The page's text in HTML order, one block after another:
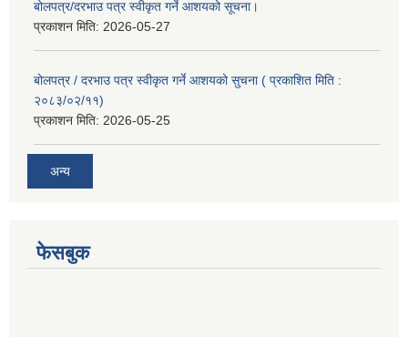
बोलपत्र/दरभाउ पत्र स्वीकृत गर्ने आशयको सूचना।
प्रकाशन मिति: 2026-05-27
बोलपत्र / दरभाउ पत्र स्वीकृत गर्ने आशयको सुचना ( प्रकाशित मिति :
२०८३/०२/११)
प्रकाशन मिति: 2026-05-25
अन्य
फेसबुक